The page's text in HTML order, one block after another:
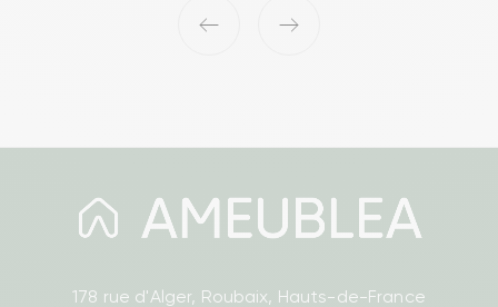
‹ ›
178 rue d'Alger, Roubaix, Hauts-de-France